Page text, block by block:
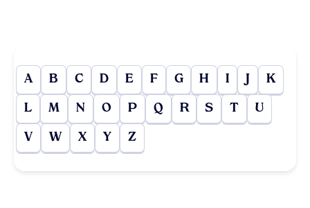
A B C D E F G H I J K
L M N O P Q R S T U
V W X Y Z